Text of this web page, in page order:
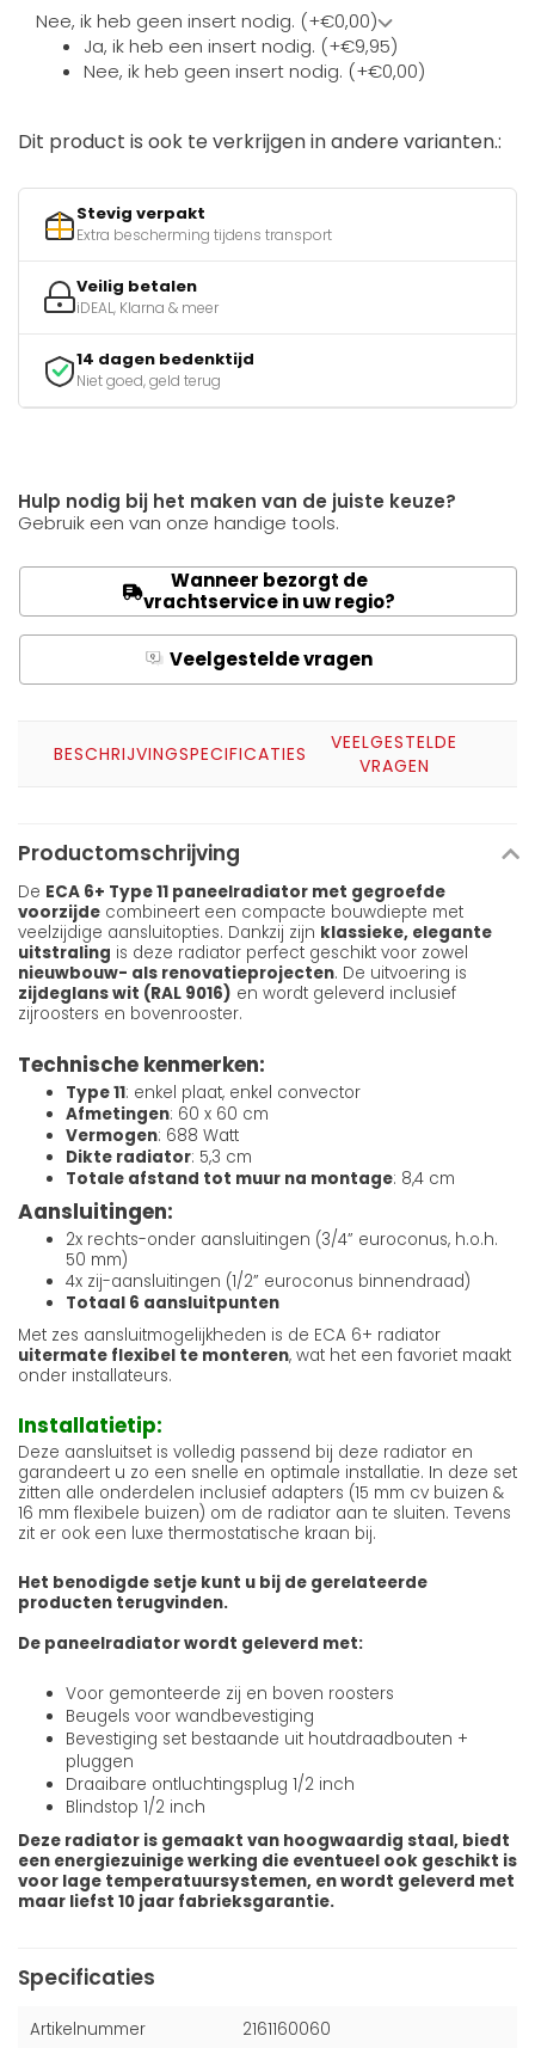
Nee, ik heb geen insert nodig. (+€0,00)
Ja, ik heb een insert nodig. (+€9,95)
Nee, ik heb geen insert nodig. (+€0,00)
Dit product is ook te verkrijgen in andere varianten.:
Stevig verpakt
Extra bescherming tijdens transport
Veilig betalen
iDEAL, Klarna & meer
14 dagen bedenktijd
Niet goed, geld terug
Hulp nodig bij het maken van de juiste keuze?
Gebruik een van onze handige tools.
Wanneer bezorgt de
vrachtservice in uw regio?
Q Veelgestelde vragen
BESCHRIJVINGSPECIFICATIES
VEELGESTELDE
VRAGEN
Productomschrijving
De ECA 6+ Type 11 paneelradiator met gegroefde
voorzijde combineert een compacte bouwdiepte met
veelzijdige aansluitopties. Dankzij zijn klassieke, elegante
uitstraling is deze radiator perfect geschikt voor zowel
nieuwbouw- als renovatieprojecten. De uitvoering is
zijdeglans wit (RAL 9016) en wordt geleverd inclusief
zijroosters en bovenrooster.
Technische kenmerken:
Type 11: enkel plaat, enkel convector
Afmetingen: 60 x 60 cm
Vermogen: 688 Watt
Dikte radiator: 5,3 cm
Totale afstand tot muur na montage: 8,4 cm
Aansluitingen:
2x rechts-onder aansluitingen (3/4” euroconus, h.o.h.
50 mm)
4x zij-aansluitingen (1/2” euroconus binnendraad)
Totaal 6 aansluitpunten
Met zes aansluitmogelijkheden is de ECA 6+ radiator
uitermate flexibel te monteren, wat het een favoriet maakt
onder installateurs.
Installatietip:
Deze aansluitset is volledig passend bij deze radiator en
garandeert u zo een snelle en optimale installatie. In deze set
zitten alle onderdelen inclusief adapters (15 mm cv buizen &
16 mm flexibele buizen) om de radiator aan te sluiten. Tevens
zit er ook een luxe thermostatische kraan bij.
Het benodigde setje kunt u bij de gerelateerde
producten terugvinden.
De paneelradiator wordt geleverd met:
Voor gemonteerde zij en boven roosters
Beugels voor wandbevestiging
Bevestiging set bestaande uit houtdraadbouten +
pluggen
Draaibare ontluchtingsplug 1/2 inch
Blindstop 1/2 inch
Deze radiator is gemaakt van hoogwaardig staal, biedt
een energiezuinige werking die eventueel ook geschikt is
voor lage temperatuursystemen, en wordt geleverd met
maar liefst 10 jaar fabrieksgarantie.
Specificaties
Artikelnummer 2161160060